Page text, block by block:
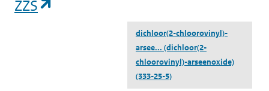
ZZS
dichloor(2-chloorovinyl)-
arsee... (dichloor(2-
chloorovinyl)-arseenoxide)
(333-25-5)